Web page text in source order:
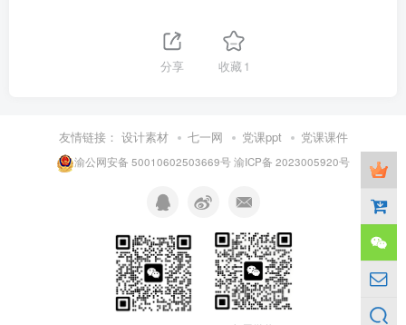
分享 收藏1
友情链接： 设计素材 七一网 党课ppt 党课课件
渝公网安备 50010602503669号渝ICP备 2023005920号